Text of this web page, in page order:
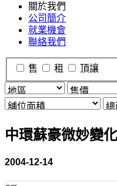
關於我們
公司簡介
就業機會
聯絡我們
售 租 頂讓
中環蘇豪微妙變
2004-12-14